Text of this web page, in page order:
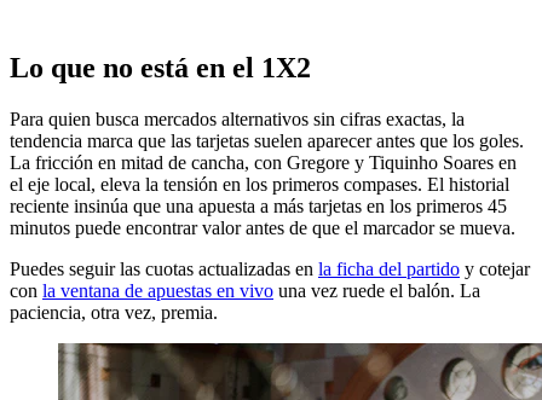
Lo que no está en el 1X2
Para quien busca mercados alternativos sin cifras exactas, la
tendencia marca que las tarjetas suelen aparecer antes que los goles.
La fricción en mitad de cancha, con Gregore y Tiquinho Soares en
el eje local, eleva la tensión en los primeros compases. El historial
reciente insinúa que una apuesta a más tarjetas en los primeros 45
minutos puede encontrar valor antes de que el marcador se mueva.
Puedes seguir las cuotas actualizadas en la ficha del partido y cotejar
con la ventana de apuestas en vivo una vez ruede el balón. La
paciencia, otra vez, premia.